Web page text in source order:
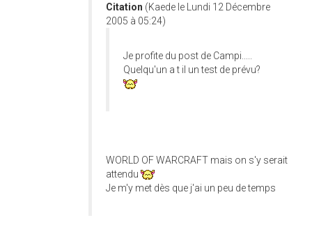
Citation (Kaede le Lundi 12 Décembre
2005 à 05:24)
Je profite du post de Campi.....
Quelqu'un a t il un test de prévu?
WORLD OF WARCRAFT mais on s'y serait
attendu
Je m'y met dès que j'ai un peu de temps